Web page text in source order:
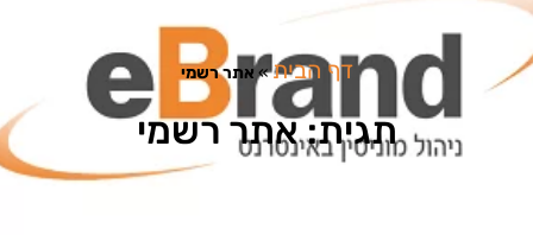
דף הבית»אתר רשמי
תגית: אתר רשמי